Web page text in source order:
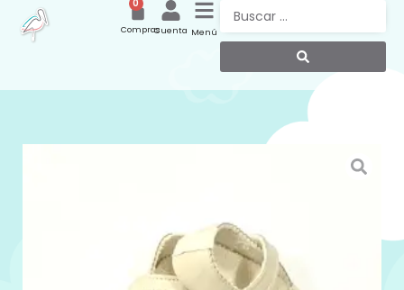
Menú
Cuenta
0
Compras